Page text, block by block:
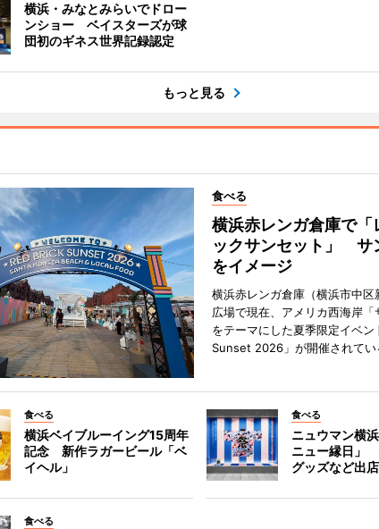
横浜・みなとみらいでドロー
ンショー ベイスターズが球
団初のギネス世界記録認定
もっと見る
食べる
横浜赤レンガ倉庫で「
ックサンセット」 サ
をイメージ
横浜赤レンガ倉庫（横浜市中区
広場で現在、アメリカ西海岸「
をテーマにした夏季限定イベ
Sunset 2026」が開催されてい
食べる
横浜ベイブルーイング15周年
記念 新作ラガービール「ベ
イヘル」
食べる
ニュウマン横
ニュー縁日」
グッズなど出店
食べる